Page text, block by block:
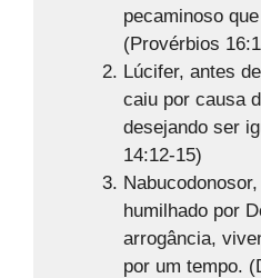
pecaminoso
(Provérbios
Lúcifer, antes
caiu por causa
desejando ser
14:12-15)
humilhado por
arrogância,
por um tempo.